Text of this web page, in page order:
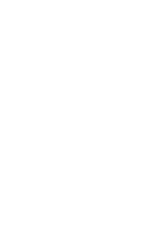
visual!